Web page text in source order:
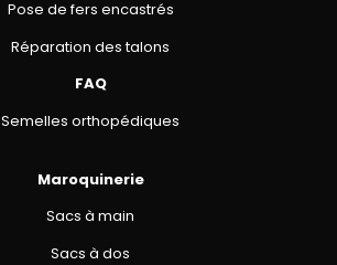
Pose de fers encastrés
Réparation des talons
FAQ
Semelles orthopédiques
Maroquinerie
Sacs à main
Sacs à dos